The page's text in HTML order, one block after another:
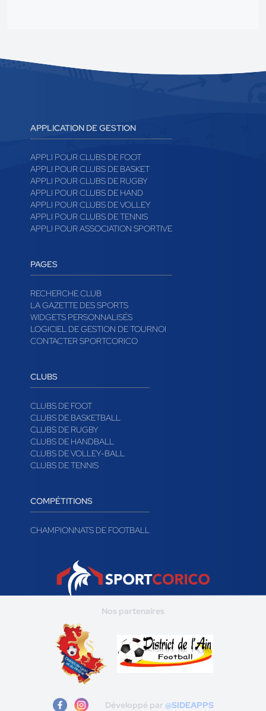
APPLICATION DE GESTION
APPLI POUR CLUBS DE FOOT
APPLI POUR CLUBS DE BASKET
APPLI POUR CLUBS DE RUGBY
APPLI POUR CLUBS DE HAND
APPLI POUR CLUBS DE VOLLEY
APPLI POUR CLUBS DE TENNIS
APPLI POUR ASSOCIATION SPORTIVE
PAGES
RECHERCHE CLUB
LA GAZETTE DES SPORTS
WIDGETS PERSONNALISÉS
LOGICIEL DE GESTION DE TOURNOI
CONTACTER SPORTCORICO
CLUBS
CLUBS DE FOOT
CLUBS DE BASKETBALL
CLUBS DE RUGBY
CLUBS DE HANDBALL
CLUBS DE VOLLEY-BALL
CLUBS DE TENNIS
COMPÉTITIONS
CHAMPIONNATS DE FOOTBALL
Nos partenaires
Développé par @SIDEAPPS